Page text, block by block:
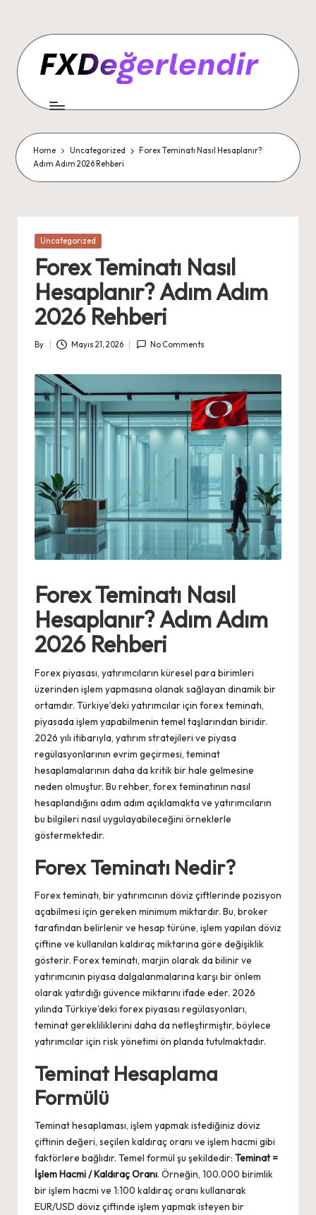
Home Uncategorized
Forex Teminatı Nasıl Hesaplanır?
Adım Adım 2026 Rehberi
Posted
Uncategorized
Forex Teminatı Nasıl
Hesaplanır? Adım Adım
2026 Rehberi
Posted
By Mayıs 21, 2026 No Comments
Forex Teminatı Nasıl
Hesaplanır? Adım Adım
2026 Rehberi
Forex piyasası, yatırımcıların küresel para birimleri
üzerinden işlem yapmasına olanak sağlayan dinamik bir
ortamdır. Türkiye’deki yatırımcılar için forex teminatı,
piyasada işlem yapabilmenin temel taşlarından biridir.
2026 yılı itibarıyla, yatırım stratejileri ve piyasa
regülasyonlarının evrim geçirmesi, teminat
hesaplamalarının daha da kritik bir hale gelmesine
neden olmuştur. Bu rehber, forex teminatının nasıl
hesaplandığını adım adım açıklamakta ve yatırımcıların
bu bilgileri nasıl uygulayabileceğini örneklerle
göstermektedir.
Forex Teminatı Nedir?
Forex teminatı, bir yatırımcının döviz çiftlerinde pozisyon
açabilmesi için gereken minimum miktardır. Bu, broker
tarafından belirlenir ve hesap türüne, işlem yapılan döviz
çiftine ve kullanılan kaldıraç miktarına göre değişiklik
gösterir. Forex teminatı, marjin olarak da bilinir ve
yatırımcının piyasa dalgalanmalarına karşı bir önlem
olarak yatırdığı güvence miktarını ifade eder. 2026
yılında Türkiye’deki forex piyasası regülasyonları,
teminat gerekliliklerini daha da netleştirmiştir, böylece
yatırımcılar için risk yönetimi ön planda tutulmaktadır.
Teminat Hesaplama
Formülü
Teminat hesaplaması, işlem yapmak istediğiniz döviz
çiftinin değeri, seçilen kaldıraç oranı ve işlem hacmi gibi
faktörlere bağlıdır. Temel formül şu şekildedir: Teminat =
İşlem Hacmi / Kaldıraç Oranı. Örneğin, 100.000 birimlik
bir işlem hacmi ve 1:100 kaldıraç oranı kullanarak
EUR/USD döviz çiftinde işlem yapmak isteyen bir